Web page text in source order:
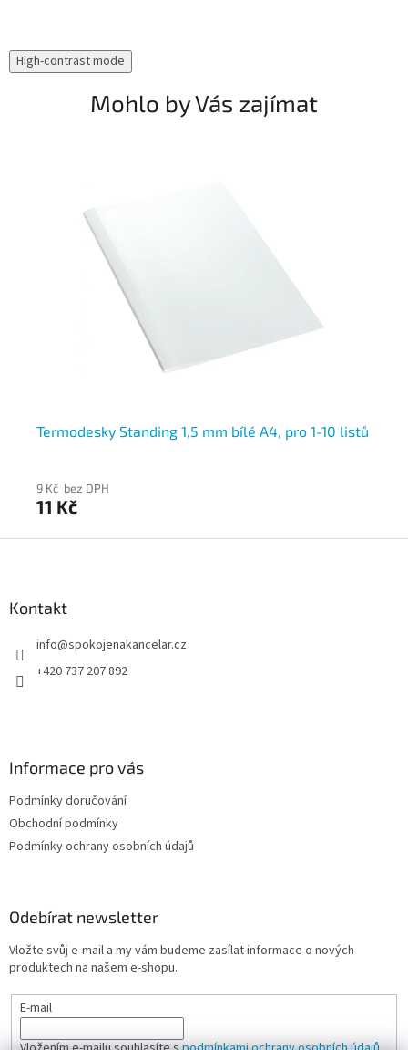
High-contrast mode
Mohlo by Vás zajímat
Termodesky Standing 1,5 mm bílé A4, pro 1-10 listů
9 Kč bez DPH
11 Kč
Kontakt
info@spokojenakancelar.cz
+420 737 207 892
Informace pro vás
Podmínky doručování
Obchodní podmínky
Podmínky ochrany osobních údajů
Odebírat newsletter
Vložte svůj e-mail a my vám budeme zasílat informace o nových
produktech na našem e-shopu.
E-mail